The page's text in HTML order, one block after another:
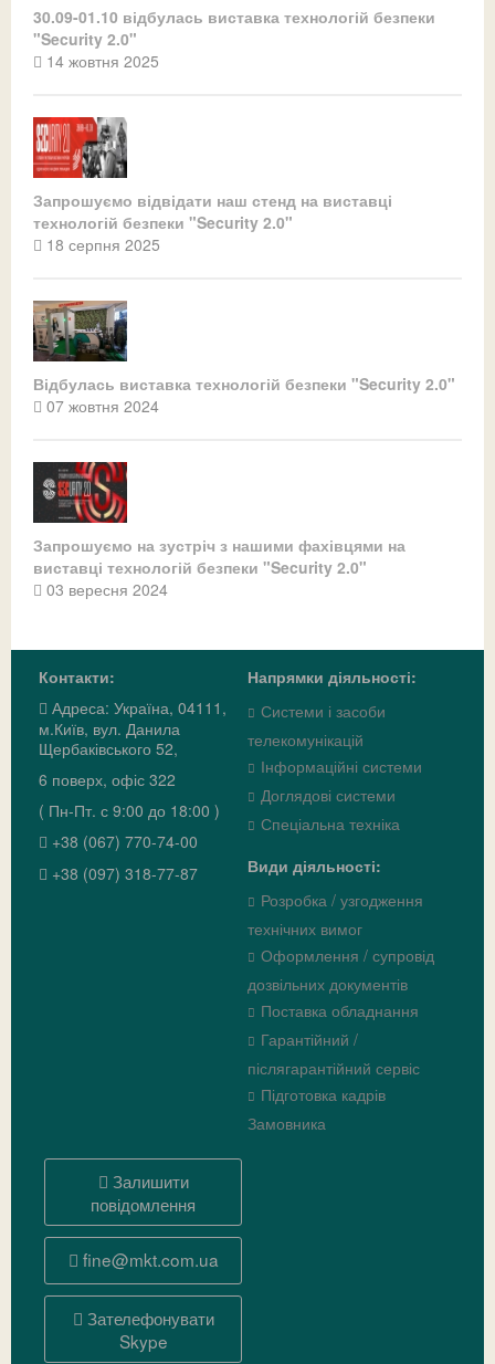
30.09-01.10 відбулась виставка технологій безпеки
"Security 2.0"
14 жовтня 2025
Запрошуємо відвідати наш стенд на виставці
технологій безпеки "Security 2.0"
18 серпня 2025
Відбулась виставка технологій безпеки "Security 2.0"
07 жовтня 2024
Запрошуємо на зустріч з нашими фахівцями на
виставці технологій безпеки "Security 2.0"
03 вересня 2024
Контакти:
Адреса: Україна, 04111,
м.Київ, вул. Данила
Щербаківського 52,
6 поверх, офіс 322
( Пн-Пт. с 9:00 до 18:00 )
+38 (067) 770-74-00
+38 (097) 318-77-87
Напрямки діяльності:
Системи і засоби
телекомунікацій
Інформаційні системи
Доглядові системи
Спеціальна техніка
Види діяльності:
Розробка / узгодження
технічних вимог
Оформлення / супровід
дозвільних документів
Поставка обладнання
Гарантійний /
післягарантійний сервіс
Підготовка кадрів
Замовника
Залишити
повідомлення
fine@mkt.com.ua
Зателефонувати
Skype